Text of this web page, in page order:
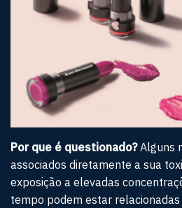
Por que é questionado?Alguns
associados diretamente a sua
exposição a elevadas
tempo podem estar relacionadas